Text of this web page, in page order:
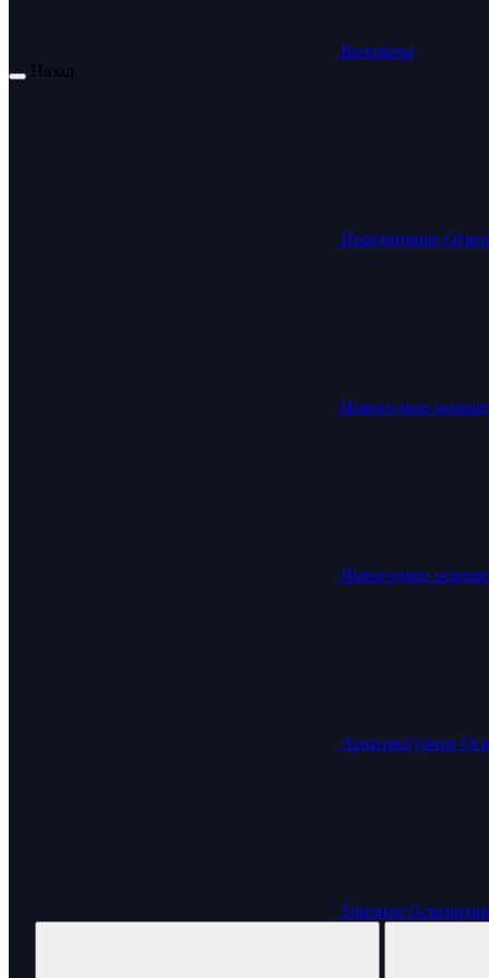
Контакты
Назад
Праздничное
Новогоднее
Новогоднее
Архитектурное
Уличное